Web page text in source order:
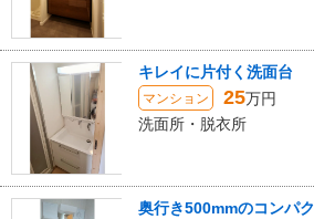
キレイに片付く洗面台
マンション 25万円
洗面所・脱衣所
奥行き500mmのコンパ